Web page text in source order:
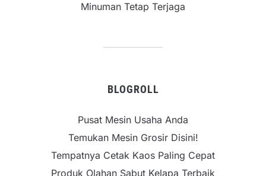
Minuman Tetap Terjaga
BLOGROLL
Pusat Mesin Usaha Anda
Temukan Mesin Grosir Disini!
Tempatnya Cetak Kaos Paling Cepat
Produk Olahan Sabut Kelapa Terbaik